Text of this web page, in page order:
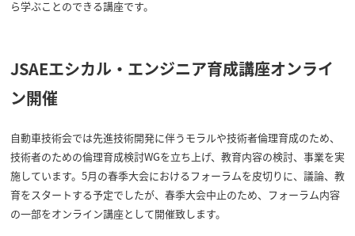
ら学ぶことのできる講座です。
JSAEエシカル・エンジニア育成講座オンライ
ン開催
自動車技術会では先進技術開発に伴うモラルや技術者倫理育成のため、
技術者のための倫理育成検討WGを立ち上げ、教育内容の検討、事業を実
施しています。5月の春季大会におけるフォーラムを皮切りに、議論、教
育をスタートする予定でしたが、春季大会中止のため、フォーラム内容
の一部をオンライン講座として開催致します。